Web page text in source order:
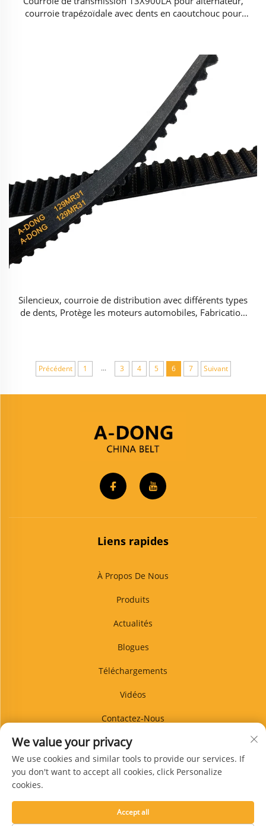
courroie trapézoïdale avec dents en caoutchouc pour
Silencieux, courroie de distribution avec différents types
de dents, Protège les moteurs automobiles, Fabrication
Précédent 1 ... 3 4 5 6 7 Suivant
Liens rapides
À Propos De Nous
Produits
Actualités
Blogues
Téléchargements
Vidéos
Contactez-Nous
BLOG
We value your privacy
We use cookies and similar tools to provide our services. If
you don't want to accept all cookies, click Personalize
cookies.
Accept all